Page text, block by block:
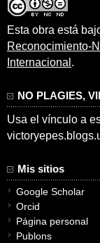
Esta obra está
Reconocimiento-
Internacional .
NO PLAGIES,
Usa el vínculo a
Mis sitios
Google Scholar
Orcid
Página personal
Publons